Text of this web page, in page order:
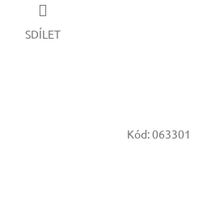
SDÍLET
Kód:063301